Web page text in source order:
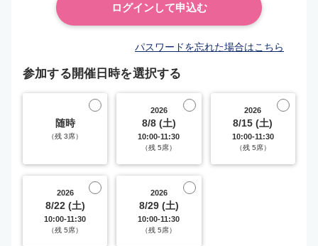
パスワードを忘れた場合はこちら
参加する開催日時を選択する
随時
（残 3席）
2026
8/8 (土)
10:00-11:30
（残 5席）
2026
8/15 (土)
10:00-11:30
（残 5席）
2026
8/22 (土)
10:00-11:30
（残 5席）
2026
8/29 (土)
10:00-11:30
（残 5席）